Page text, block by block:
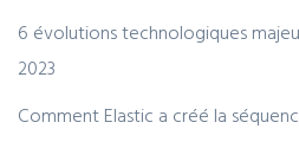
6 évolutions technologiques
2023
Comment Elastic a créé la